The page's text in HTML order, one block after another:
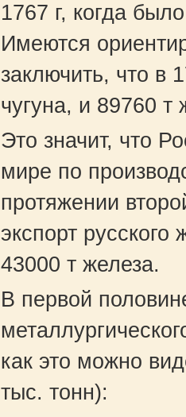
1767 г, когда
Имеются
заключить, что в
чугуна, и 89760 т
Это значит, что
мире по
протяжении
экспорт
43000 т железа.
В первой
как это можно
тыс. тонн):